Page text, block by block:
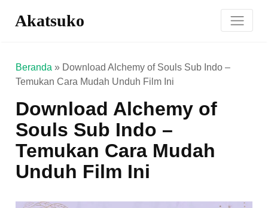
Akatsuko
Beranda » Download Alchemy of Souls Sub Indo –
Temukan Cara Mudah Unduh Film Ini
Download Alchemy of
Souls Sub Indo –
Temukan Cara Mudah
Unduh Film Ini